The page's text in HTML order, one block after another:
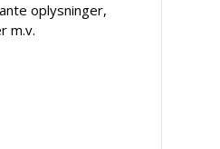
oplysninger,
m.v.